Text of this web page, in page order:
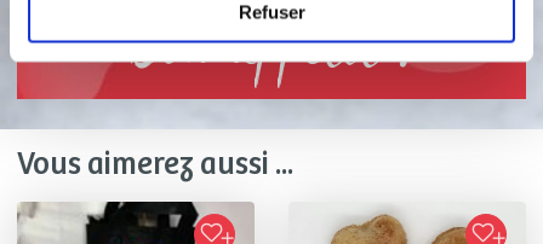
Refuser
Bon appétit !
Vous aimerez aussi ...